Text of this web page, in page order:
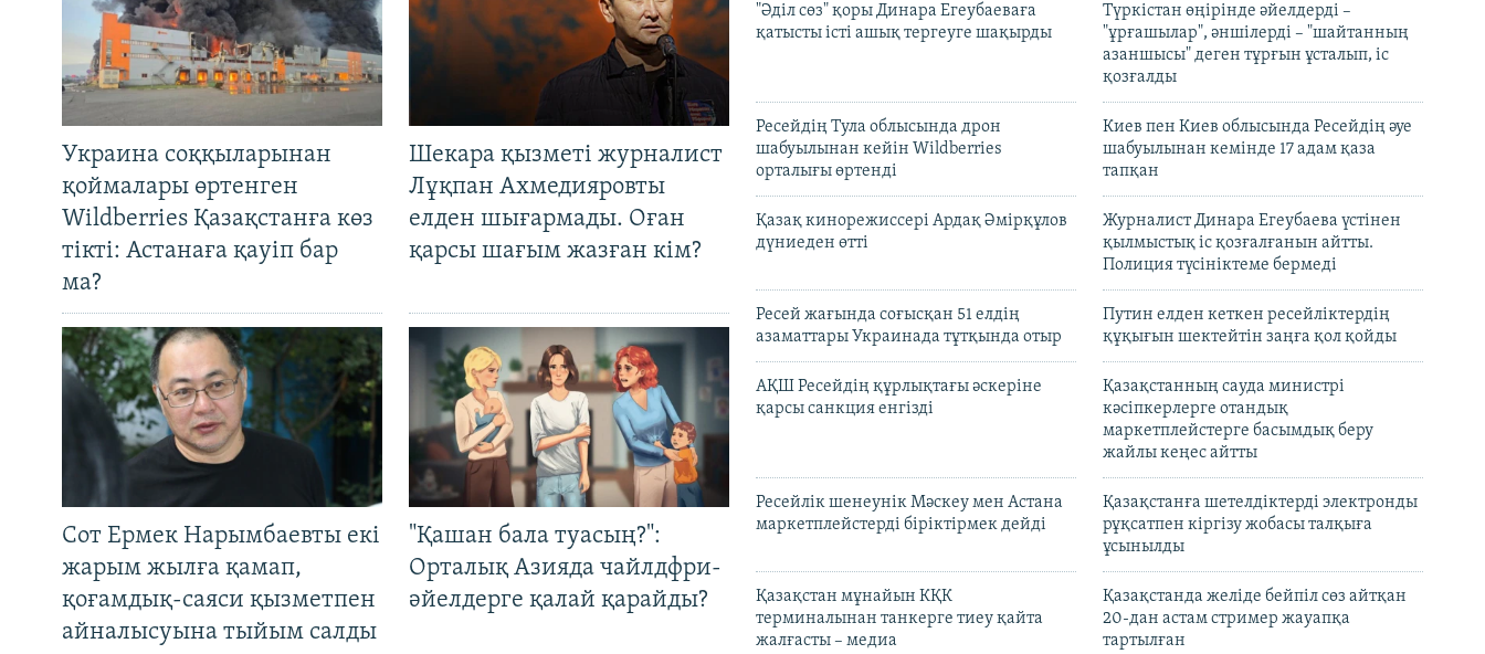
Украина соққыларынан
қоймалары өртенген
Wildberries Қазақстанға көз
тікті: Астанаға қауіп бар
ма?
Шекара қызметі журналист
Лұқпан Ахмедияровты
елден шығармады. Оған
қарсы шағым жазған кім?
Сот Ермек Нарымбаевты екі
жарым жылға қамап,
қоғамдық-саяси қызметпен
айналысуына тыйым салды
"Қашан бала туасың?":
Орталық Азияда чайлдфри-
әйелдерге қалай қарайды?
"Әділ сөз" қоры Динара Егеубаеваға
қатысты істі ашық тергеуге шақырды
Түркістан өңірінде әйелдерді –
"ұрғашылар", әншілерді – "шайтанның
азаншысы" деген тұрғын ұсталып, іс
қозғалды
Ресейдің Тула облысында дрон
шабуылынан кейін Wildberries
орталығы өртенді
Киев пен Киев облысында Ресейдің әуе
шабуылынан кемінде 17 адам қаза
тапқан
Қазақ кинорежиссері Ардақ Әмірқұлов
дүниеден өтті
Журналист Динара Егеубаева үстінен
қылмыстық іс қозғалғанын айтты.
Полиция түсініктеме бермеді
Ресей жағында соғысқан 51 елдің
азаматтары Украинада тұтқында отыр
Путин елден кеткен ресейліктердің
құқығын шектейтін заңға қол қойды
АҚШ Ресейдің құрлықтағы әскеріне
қарсы санкция енгізді
Қазақстанның сауда министрі
кәсіпкерлерге отандық
маркетплейстерге басымдық беру
жайлы кеңес айтты
Ресейлік шенеунік Мәскеу мен Астана
маркетплейстерді біріктірмек дейді
Қазақстанға шетелдіктерді электронды
рұқсатпен кіргізу жобасы талқыға
ұсынылды
Қазақстан мұнайын КҚК
терминалынан танкерге тиеу қайта
жалғасты – медиа
Қазақстанда желіде бейпіл сөз айтқан
20-дан астам стример жауапқа
тартылған